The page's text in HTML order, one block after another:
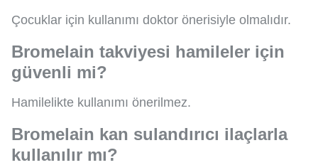
Çocuklar için kullanımı doktor önerisiyle olmalıdır.
Bromelain takviyesi hamileler için
güvenli mi?
Hamilelikte kullanımı önerilmez.
Bromelain kan sulandırıcı ilaçlarla
kullanılır mı?